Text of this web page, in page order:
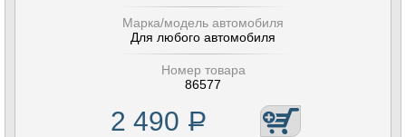
Марка/модель автомобиля
Для любого автомобиля
Номер товара
86577
2 490 Р